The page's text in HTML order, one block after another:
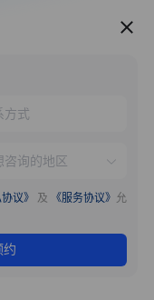
服务推荐
议》 及 《服务协议》 允
约